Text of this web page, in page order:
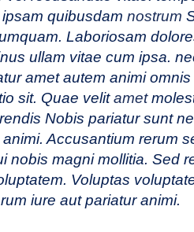
ipsam quibusdamnostrum
Laboriosam
ullam vitae cum ipsa.
amet autem animi
sit. Quae velitamet
Nobis pariatur sunt
Accusantium rerum
nobis magni mollitia. Sed
Voluptas
iure aut pariatur animi.